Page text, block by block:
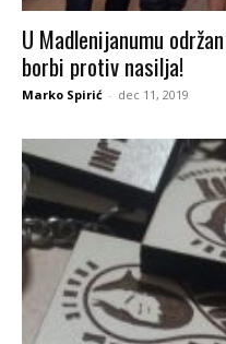
U Madlenijanumu
borbi protiv nasilja!
Marko Spirić - dec 11, 2019